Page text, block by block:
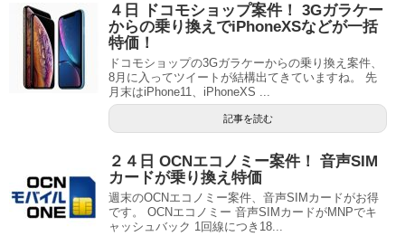
４日 ドコモショップ案件！ 3Gガラケー
からの乗り換えでiPhoneXSなどが一括
特価！
ドコモショップの3Gガラケーからの乗り換え案件、
8月に入ってツイートが結構出てきていますね。 先
月末はiPhone11、iPhoneXS ...
記事を読む
２４日 OCNエコノミー案件！ 音声SIM
カードが乗り換え特価
週末のOCNエコノミー案件、音声SIMカードがお得
です。 OCNエコノミー 音声SIMカードがMNPでキ
ャッシュバック 1回線につき18...